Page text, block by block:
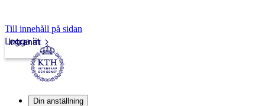
Till innehåll på sidan
Intranät
Logga in
Din anställning